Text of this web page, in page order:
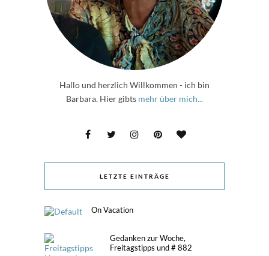
Hallo und herzlich Willkommen - ich bin
Barbara. Hier gibts mehr über mich...
LETZTE EINTRÄGE
On Vacation
Gedanken zur Woche,
Freitagstipps und # 882